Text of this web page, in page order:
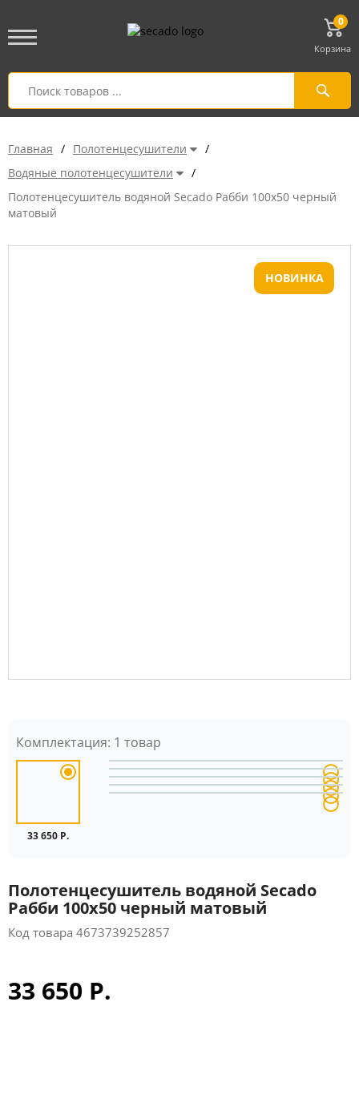
0
Корзина
Главная / Полотенцесушители
/
Водяные полотенцесушители
/
Полотенцесушитель водяной Secado Рабби 100x50 черный
матовый
НОВИНКА
Комплектация: 1 товар
33 650 Р.
Полотенцесушитель водяной Secado
Рабби 100x50 черный матовый
Код товара 4673739252857
33 650 Р.